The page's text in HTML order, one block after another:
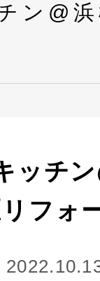
ン@
ッチ
リフォ